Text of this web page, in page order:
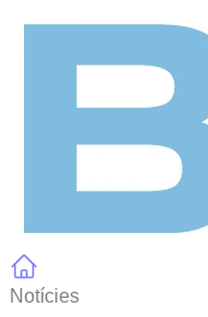
Notícies